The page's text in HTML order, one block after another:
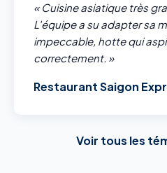
« Cuisine asiatique très
L'équipe a su adapter sa
impeccable, hotte qui
correctement. »
Restaurant Saigon
Voir tous les